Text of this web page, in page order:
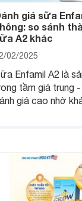
giá sữa
so sánh
A2 khác
02/2025
Enfamil A2 là
tầm giá trung
giá cao nhờ
toàn diện